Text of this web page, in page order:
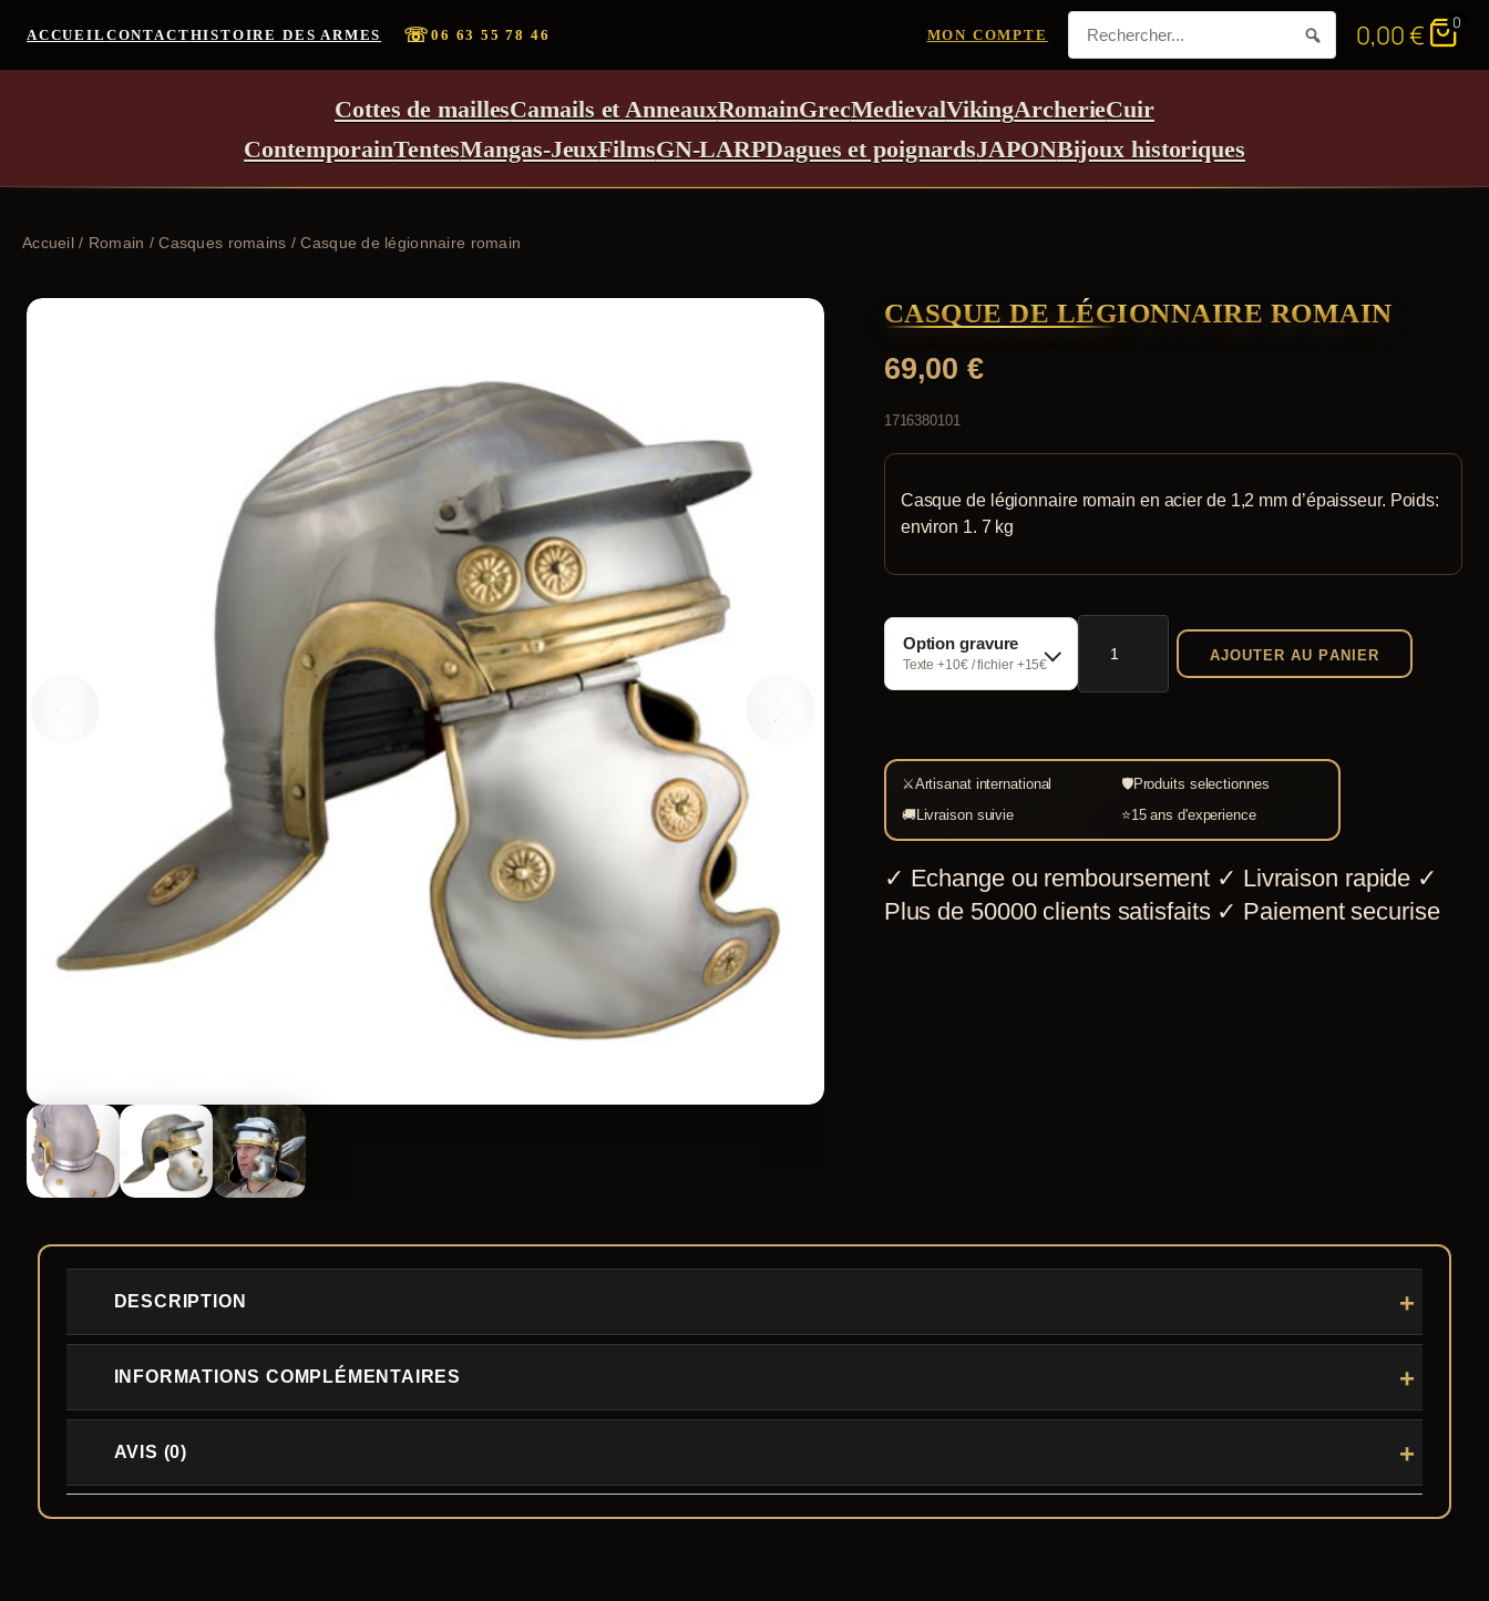
ACCUEIL CONTACTHISTOIRE DES ARMES ☏06 63 55 78 46 MON COMPTE 0,00€ 0
Cottes de maillesCamails et AnneauxRomainGrecMedievalVikingArcherieCuir
ContemporainTentesMangas-JeuxFilmsGN-LARPDagues et poignardsJAPONBijoux historiques
Accueil/ Romain /Casques romains / Casque de légionnaire romain
CASQUE DE LÉGIONNAIRE ROMAIN
69,00€
1716380101
Casque de légionnaire romain en acier de 1,2 mm d’épaisseur. Poids:
environ 1. 7 kg
Option gravure
Texte +10€ / fichier +15€
quantité
Casque
légionnaire
romain
AJOUTER AU PANIER
⚔Artisanat international 🛡Produits selectionnes
🚚Livraison suivie ⭐15 ans d'experience
✓ Echange ou remboursement ✓ Livraison rapide ✓
Plus de 50000 clients satisfaits ✓ Paiement securise
DESCRIPTION
INFORMATIONS COMPLÉMENTAIRES
AVIS (0)